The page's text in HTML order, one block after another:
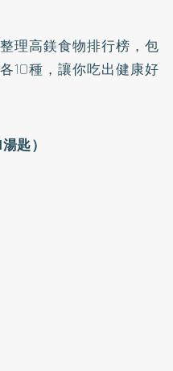
理高鎂食物排行榜，包
10種，讓你吃出健康好
匙）